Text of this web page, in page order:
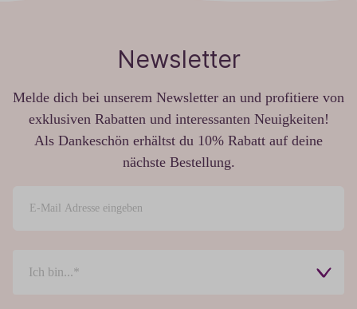
Newsletter
Melde dich bei unserem Newsletter an und profitiere von
exklusiven Rabatten und interessanten Neuigkeiten!
Als Dankeschön erhältst du 10% Rabatt auf deine
nächste Bestellung.